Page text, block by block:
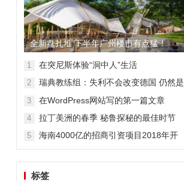
全新盘扎堆 下半年广州楼市有点猛！
1 在突尼斯体验“洞中人”生活
2
瑞典教练组：失利不会改变德国 仍然是
3 在WordPress网站写的第一篇文章
4 拉丁美洲的春季 秘鲁探秘的最佳时节
5
海南4000亿的招商引资项目2018年开
标签